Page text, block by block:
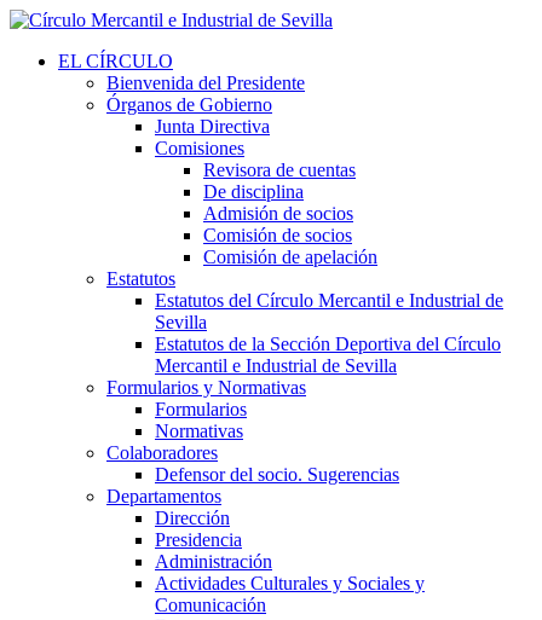
EL CÍRCULO
Bienvenida del Presidente
Órganos de Gobierno
Junta Directiva
Comisiones
Revisora de cuentas
De disciplina
Admisión de socios
Comisión de socios
Comisión de apelación
Estatutos
Estatutos del Círculo Mercantil e Industrial de
Sevilla
Estatutos de la Sección Deportiva del Círculo
Mercantil e Industrial de Sevilla
Formularios y Normativas
Formularios
Normativas
Colaboradores
Defensor del socio. Sugerencias
Departamentos
Dirección
Presidencia
Administración
Actividades Culturales y Sociales y
Comunicación